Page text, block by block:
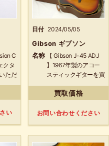
C
クタ
ただ
い
日付 2024/05/05
Gibson ギブソン
名称
【 Gibson J-45 ADJ
】1967年製のアコー
スティックギターを買
た！買取価格
お問い合わせください